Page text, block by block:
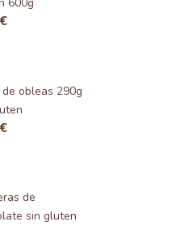
€
de obleas 290g
€
de
sin gluten